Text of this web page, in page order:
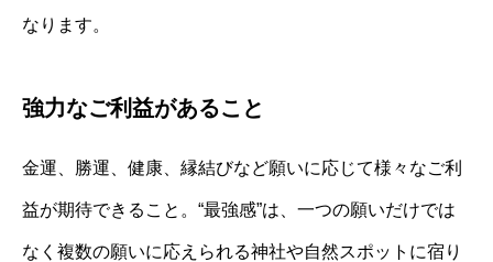
なります。
強力なご利益があること
金運、勝運、健康、縁結びなど願いに応じて様々なご利
益が期待できること。“最強感”は、一つの願いだけでは
なく複数の願いに応えられる神社や自然スポットに宿り